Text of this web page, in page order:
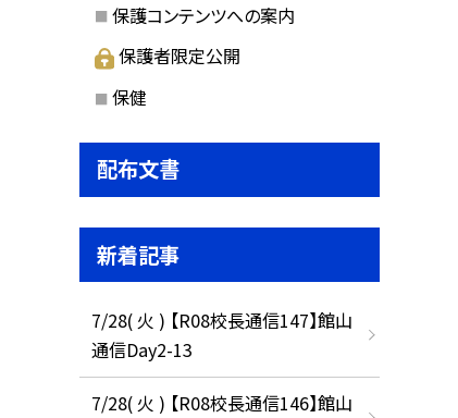
保護コンテンツへの案内
保護者限定公開
保健
配布文書
新着記事
7/28( 火 ) 【R08校長通信147】館山
通信Day2-13
7/28( 火 ) 【R08校長通信146】館山